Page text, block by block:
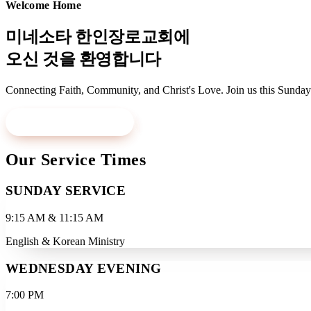
Welcome Home
미네소타 한인장로교회에
오신 것을 환영합니다
Connecting Faith, Community, and Christ's Love. Join us this
Our Service Times
SUNDAY SERVICE
9:15 AM & 11:15 AM
English & Korean Ministry
WEDNESDAY EVENING
7:00 PM